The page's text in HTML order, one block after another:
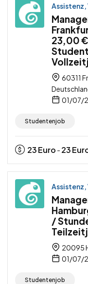
23,00
60311
01/07/
Studentenjob
23Euro - 23
/
20095
01/07/
Studentenjob